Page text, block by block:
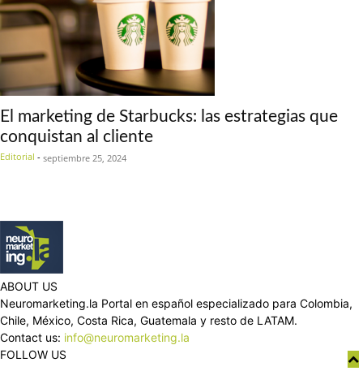
El marketing de Starbucks: las estrategias que
conquistan al cliente
Editorial - septiembre 25, 2024
ABOUT US
Neuromarketing.la Portal en español especializado para Colombia,
Chile, México, Costa Rica, Guatemala y resto de LATAM.
Contact us: info@neuromarketing.la
FOLLOW US